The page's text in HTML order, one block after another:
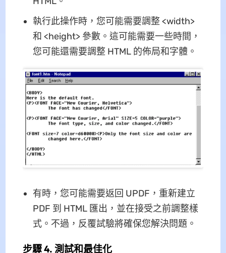
執行此操作時，您可能需要調整 <width>
和 <height> 參數。這可能需要一些時間，
您可能還需要調整 HTML 的佈局和字體。
有時，您可能需要返回 UPDF，重新建立
PDF 到 HTML 匯出，並在接受之前調整樣
式。不過，反覆試驗將確保您解決問題。
步驟 4. 測試和最佳化